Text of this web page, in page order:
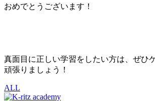
おめでとうございます！
真面目に正しい学習をしたい方は、ぜひ
頑張りましょう！
ALL